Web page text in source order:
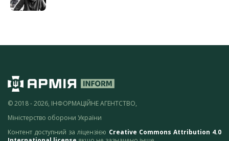
© 2018 - 2026, ІНФОРМАЦІЙНЕ АГЕНТСТВО,
Міністерство оборони України
Контент доступний за ліцензією Creative Commons Attribution 4.0